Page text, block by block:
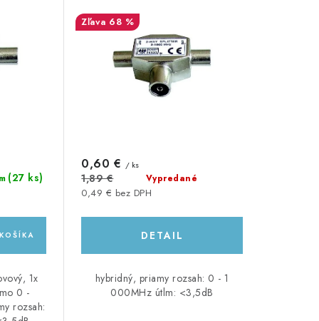
(27 ks)
1x
0 -
rozsah:
68 %
Vypredané
0,49 € bez DPH
0,60 € / ks
1,89 €
DETAIL
hybridný, priamy rozsah: 0 - 1
000MHz útlm: <3,5dB